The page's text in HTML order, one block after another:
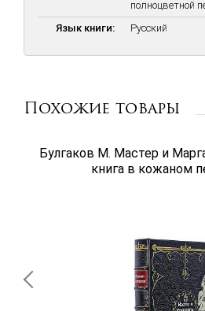
полноцветной
Язык книги:
Русский
Похожие товары
Булгаков М. Мастер и
книга в кожаном